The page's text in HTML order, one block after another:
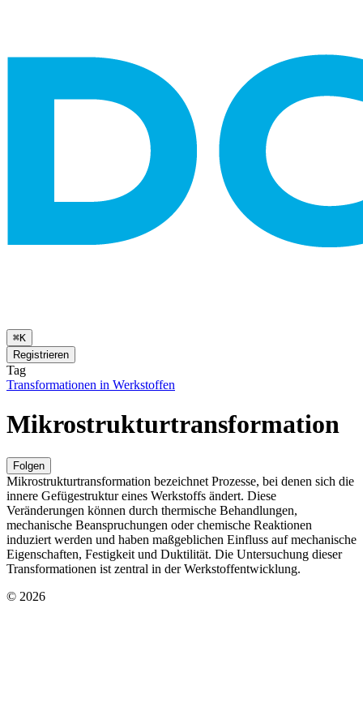
⌘K
Registrieren
Tag
Transformationen in Werkstoffen
Mikrostrukturtransformation
Folgen
Mikrostrukturtransformation bezeichnet Prozesse, bei denen sich die
innere Gefügestruktur eines Werkstoffs ändert. Diese
Veränderungen können durch thermische Behandlungen,
mechanische Beanspruchungen oder chemische Reaktionen
induziert werden und haben maßgeblichen Einfluss auf mechanische
Eigenschaften, Festigkeit und Duktilität. Die Untersuchung dieser
Transformationen ist zentral in der Werkstoffentwicklung.
© 2026